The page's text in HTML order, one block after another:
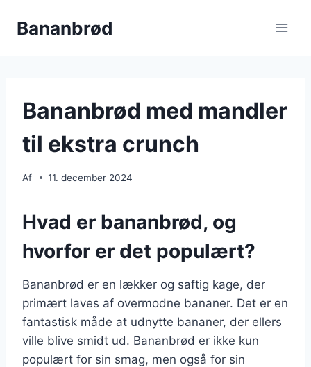
Bananbrød
Bananbrød med mandler
til ekstra crunch
Af 11. december 2024
Hvad er bananbrød, og
hvorfor er det populært?
Bananbrød er en lækker og saftig kage, der
primært laves af overmodne bananer. Det er en
fantastisk måde at udnytte bananer, der ellers
ville blive smidt ud. Bananbrød er ikke kun
populært for sin smag, men også for sin